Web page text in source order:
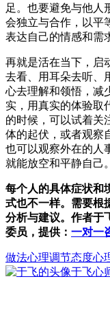
足。也要避免与他人
会独立与合作，以平
表达自己的情感和需
再就是活在当下，启
去看、用耳朵去听、
心去理解和领悟，减
实，用真实的体验取
的时候，可以试着关
体的起伏，或者观察
也可以观察外在的人
就能放空和平静自己。
每个人的具体症状和
式也不一样。需要根
分析与建议。作者于
委员，提供： 一对一
做法心理调节态度心
于飞心